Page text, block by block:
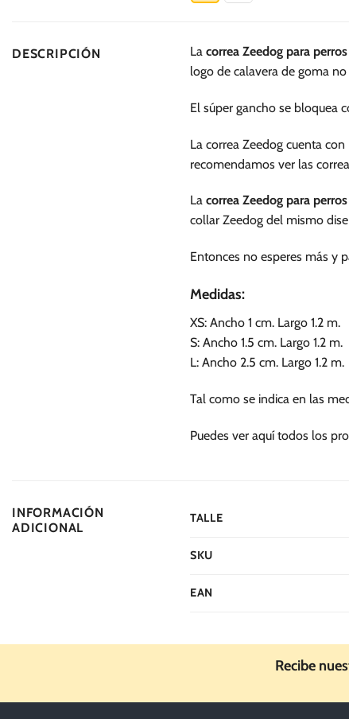
Las
opciones
pueden
en
la
de
producto
DESCRIPCIÓN La correa Zeedog para
logo de calavera de goma
El súper gancho se bloquea
La correa Zeedog cuenta
recomendamos ver las
La correa Zeedog para
collar Zeedog del mismo
Entonces no esperes más y
Medidas:
XS: Ancho 1 cm. Largo 1.2 m.
S: Ancho 1.5 cm. Largo 1.2 m.
L: Ancho 2.5 cm. Largo 1.2 m.
Tal como se indica en las
Puedes ver aquí todos los
INFORMACIÓN
ADICIONAL
TALLE
SKU
EAN
Recibe